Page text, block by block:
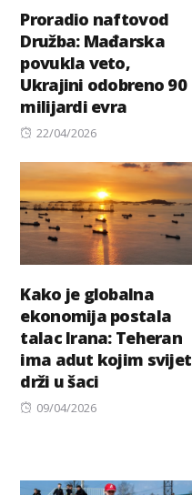
Proradio naftovod
Družba: Mađarska
povukla veto,
Ukrajini odobreno 90
milijardi evra
Posted
22/04/2026
Kako je globalna
ekonomija postala
talac Irana: Teheran
ima adut kojim svijet
drži u šaci
Posted
09/04/2026